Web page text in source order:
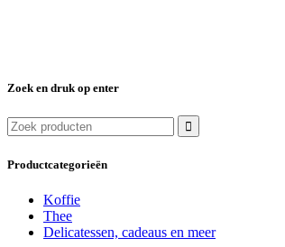
Zoek en druk op enter
Zoek
naar:
Productcategorieën
Koffie
Thee
Delicatessen, cadeaus en meer